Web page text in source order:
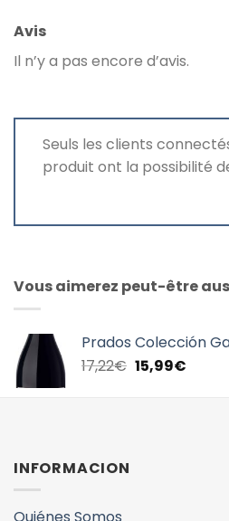
Avis
Il n’y a pas encore d’avis.
Seuls les clients
produit ont la possibilité
Vous aimerez peut-être
Prados Colección
17,22€ Le
15,99€Le
INFORMACION